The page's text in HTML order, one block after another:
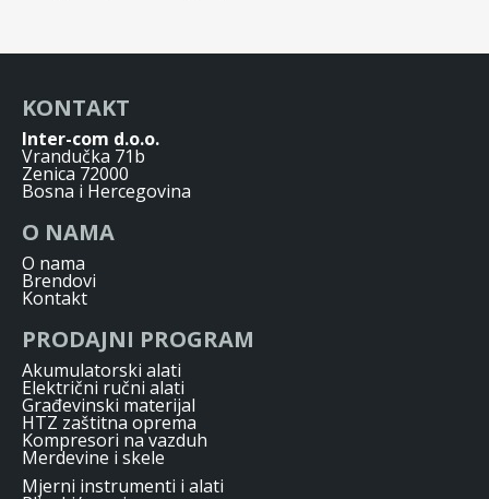
KONTAKT
Inter-com d.o.o.
Vrandučka 71b
Zenica 72000
Bosna i Hercegovina
O NAMA
O nama
Brendovi
Kontakt
PRODAJNI PROGRAM
Akumulatorski alati
Električni ručni alati
Građevinski materijal
HTZ zaštitna oprema
Kompresori na vazduh
Merdevine i skele
Mjerni instrumenti i alati